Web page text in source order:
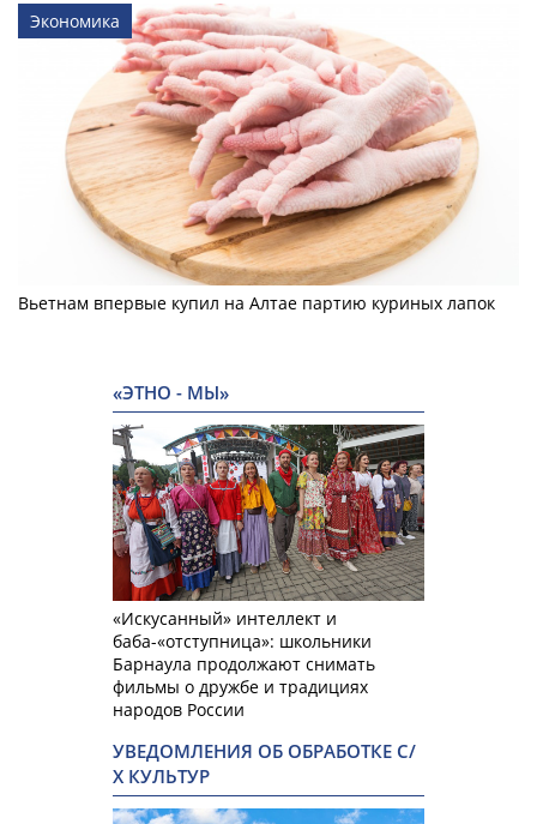
Экономика
Вьетнам впервые купил на Алтае партию куриных лапок
«ЭТНО - МЫ»
«Искусанный» интеллект и
баба-«отступница»: школьники
Барнаула продолжают снимать
фильмы о дружбе и традициях
народов России
УВЕДОМЛЕНИЯ ОБ ОБРАБОТКЕ С/
Х КУЛЬТУР